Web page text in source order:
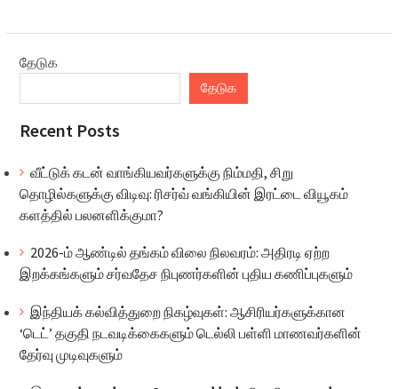
தேடுக
தேடுக
Recent Posts
வீட்டுக் கடன் வாங்கியவர்களுக்கு நிம்மதி, சிறு
தொழில்களுக்கு விடிவு: ரிசர்வ் வங்கியின் இரட்டை வியூகம்
களத்தில் பலனளிக்குமா?
2026-ம் ஆண்டில் தங்கம் விலை நிலவரம்: அதிரடி ஏற்ற
இறக்கங்களும் சர்வதேச நிபுணர்களின் புதிய கணிப்புகளும்
இந்தியக் கல்வித்துறை நிகழ்வுகள்: ஆசிரியர்களுக்கான
‘டெட்’ தகுதி நடவடிக்கைகளும் டெல்லி பள்ளி மாணவர்களின்
தேர்வு முடிவுகளும்